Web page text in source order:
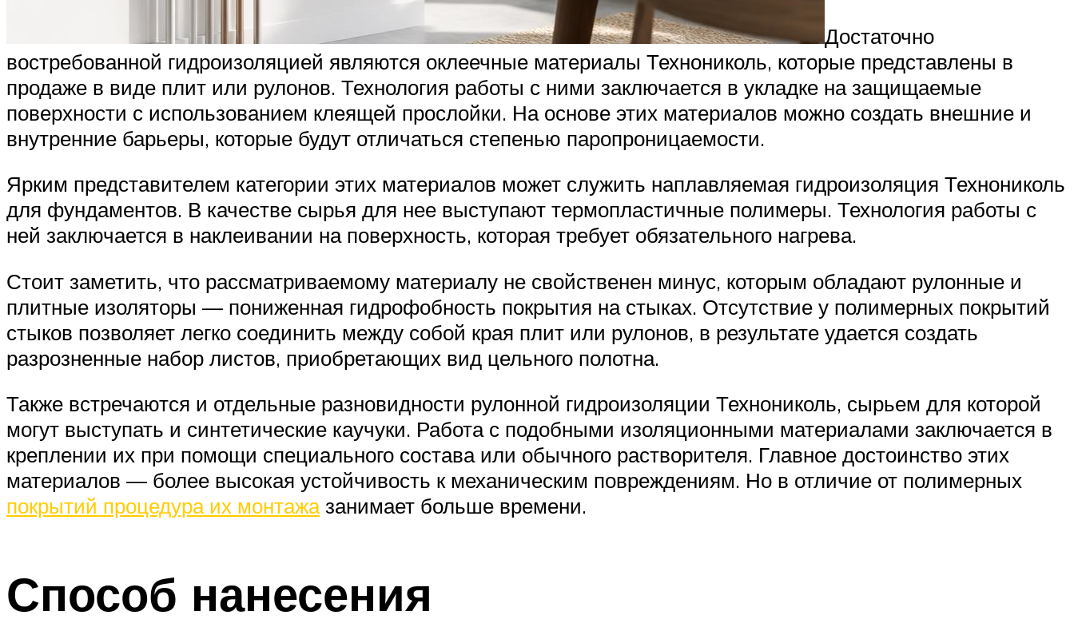
Достаточно
востребованной гидроизоляцией являются оклеечные материалы Технониколь, которые представлены в
продаже в виде плит или рулонов. Технология работы с ними заключается в укладке на защищаемые
поверхности с использованием клеящей прослойки. На основе этих материалов можно создать внешние и
внутренние барьеры, которые будут отличаться степенью паропроницаемости.
Ярким представителем категории этих материалов может служить наплавляемая гидроизоляция Технониколь
для фундаментов. В качестве сырья для нее выступают термопластичные полимеры. Технология работы с
ней заключается в наклеивании на поверхность, которая требует обязательного нагрева.
Стоит заметить, что рассматриваемому материалу не свойственен минус, которым обладают рулонные и
плитные изоляторы — пониженная гидрофобность покрытия на стыках. Отсутствие у полимерных покрытий
стыков позволяет легко соединить между собой края плит или рулонов, в результате удается создать
разрозненные набор листов, приобретающих вид цельного полотна.
Также встречаются и отдельные разновидности рулонной гидроизоляции Технониколь, сырьем для которой
могут выступать и синтетические каучуки. Работа с подобными изоляционными материалами заключается в
креплении их при помощи специального состава или обычного растворителя. Главное достоинство этих
материалов — более высокая устойчивость к механическим повреждениям. Но в отличие от полимерных
покрытий процедура их монтажазанимает больше времени.
Способ нанесения